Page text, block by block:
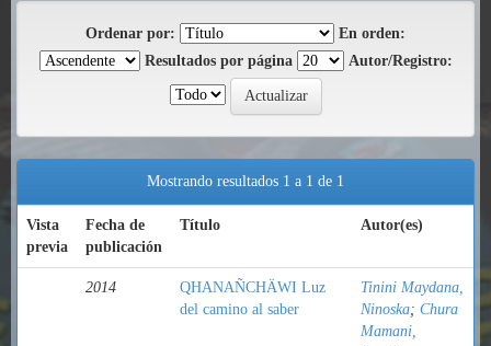
Ordenar por:
En orden:
Resultados por página
Autor/Registro:
Mostrando resultados 1 a 1 de 1
Vista
previa
Fecha de
publicación
Título Autor(es)
2014
QHANAÑCHÄWI Luz
del camino al saber
Tinini Maydana,
Ninoska; Chura
Mamani,